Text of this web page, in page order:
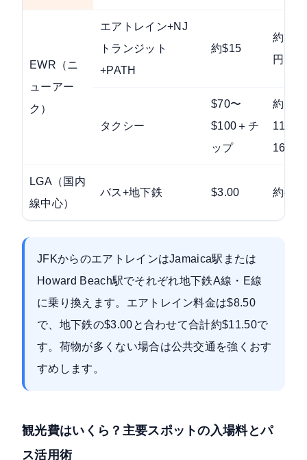
EWR（ニ
ューアー
ク）
エアトレイン+NJ
トランジット
+PATH
約$15
約
円
タクシー
$70〜
$100＋チ
ップ
約
LGA（国内
線中心）
バス+地下鉄 $3.00 約465
JFKからのエアトレインはJamaica駅または
Howard Beach駅でそれぞれ地下鉄A線・E線
に乗り換えます。エアトレイン料金は$8.50
で、地下鉄の$3.00と合わせて合計約$11.50で
す。荷物が多くない場合は公共交通を強くおす
すめします。
観光費はいくら？主要スポットの入場料とパ
ス活用術